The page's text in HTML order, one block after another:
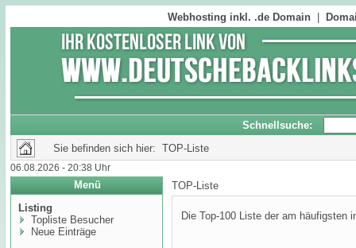
Webhosting inkl. .de Domain
Schnellsuche:
Sie befinden sich hier: TOP-Liste
06.08.2026 - 20:38 Uhr
Menü
Listing
Topliste Besucher
Neue Einträge
TOP-Liste
Die Top-100 Liste der am häufigsten